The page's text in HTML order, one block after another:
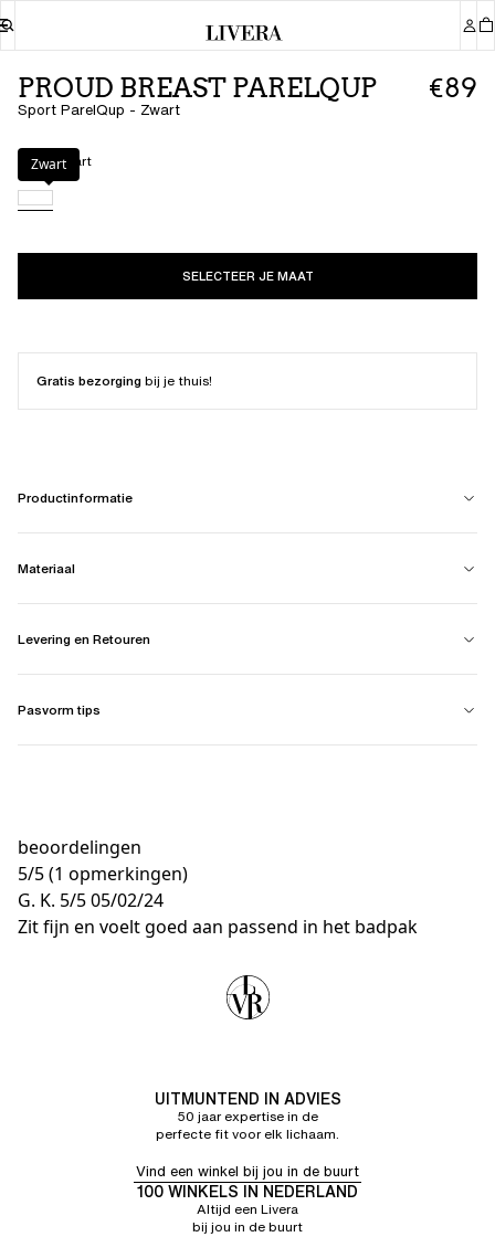
PROUD BREAST PARELQUP
Sport ParelQup - Zwart
€89
Kleur: Zwart
Zwart
SELECTEER JE MAAT
Gratis bezorgingbij je thuis!
Productinformatie
Materiaal
Levering en Retouren
Pasvorm tips
beoordelingen
5/5(1 opmerkingen)
G. K. 5/505/02/24
Zit fijn en voelt goed aan passend in het badpak
UITMUNTEND IN ADVIES
50 jaar expertise in de
perfecte fit voor elk lichaam.
Vind een winkel bij jou in de buurt
100 WINKELS IN NEDERLAND
Altijd een Livera
bij jou in de buurt